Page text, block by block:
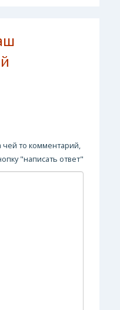
чей то комментарий,
"написать ответ"